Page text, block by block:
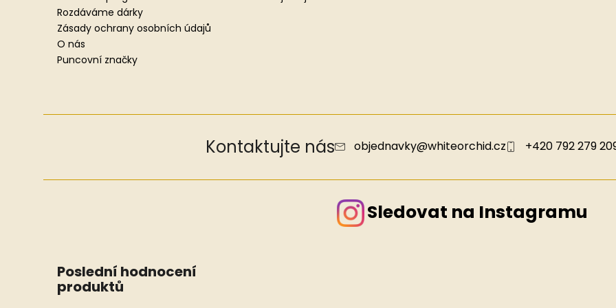
Rozdáváme dárky
Zásady ochrany osobních údajů
O nás
Puncovní značky
Kontaktujte nás objednavky@whiteorchid.cz +420 792 279
Sledovat na Instagramu
Poslední hodnocení
produktů